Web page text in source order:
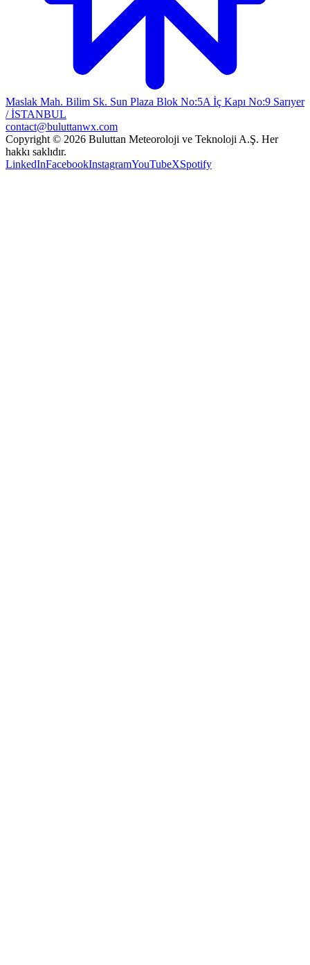
Maslak Mah. Bilim Sk. Sun Plaza Blok No:5A İç Kapı No:9 Sarıyer
/ İSTANBUL
contact@buluttanwx.com
Copyright © 2026 Buluttan Meteoroloji ve Teknoloji A.Ş. Her
hakkı saklıdır.
LinkedInFacebookInstagramYouTubeXSpotify